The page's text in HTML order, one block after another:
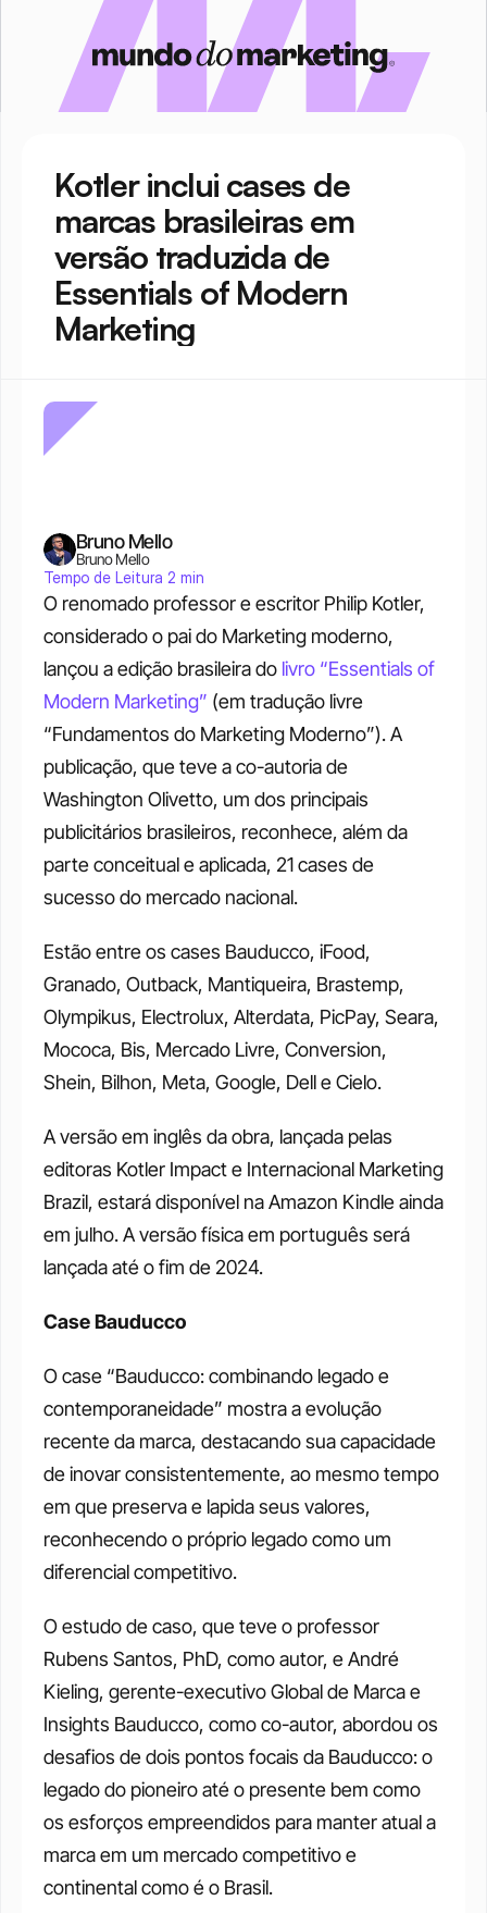
Kotler inclui cases de
marcas brasileiras em
versão traduzida de
Essentials of Modern
Marketing
O renomado professor e escritor Philip Kotler,
considerado o pai do Marketing moderno,
lançou a edição brasileira do livro “Essentials of
Modern Marketing” (em tradução livre
“Fundamentos do Marketing Moderno”). A
publicação, que teve a co-autoria de
Washington Olivetto, um dos principais
publicitários brasileiros, reconhece, além da
parte conceitual e aplicada, 21 cases de
sucesso do mercado nacional.
Estão entre os cases Bauducco, iFood,
Granado, Outback, Mantiqueira, Brastemp,
Olympikus, Electrolux, Alterdata, PicPay, Seara,
Mococa, Bis, Mercado Livre, Conversion,
Shein, Bilhon, Meta, Google, Dell e Cielo.
A versão em inglês da obra, lançada pelas
editoras Kotler Impact e Internacional Marketing
Brazil, estará disponível na Amazon Kindle ainda
em julho. A versão física em português será
lançada até o fim de 2024.
Case Bauducco
O case “Bauducco: combinando legado e
contemporaneidade” mostra a evolução
recente da marca, destacando sua capacidade
de inovar consistentemente, ao mesmo tempo
em que preserva e lapida seus valores,
reconhecendo o próprio legado como um
diferencial competitivo.
O estudo de caso, que teve o professor
Rubens Santos, PhD, como autor, e André
Kieling, gerente-executivo Global de Marca e
Insights Bauducco, como co-autor, abordou os
desafios de dois pontos focais da Bauducco: o
legado do pioneiro até o presente bem como
os esforços empreendidos para manter atual a
marca em um mercado competitivo e
continental como é o Brasil.
Bruno Mello
Bruno Mello
Tempo de Leitura 2 min